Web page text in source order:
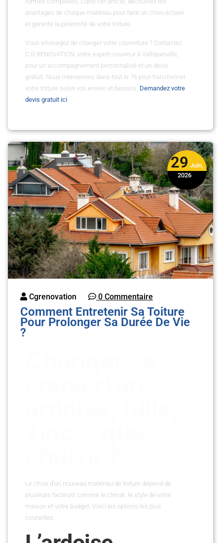
avantages de chaque matériau pour faire un choix éclairé
et garantir la pérennité de votre toiture.
Vous envisagez de changer votre couverture ? Contactez
C.G RENOVATION, votre expert couvreur à Valliquerville,
pour un accompagnement personnalisé et un devis
gratuit. Nous intervenons dans tout le 76 pour transformer
votre toiture selon vos envies et besoins. Demandez votre
devis gratuit ici
29 Juin,
2026
Cgrenovation 0 Commentaire
Comment Entretenir Sa Toiture
Pour Prolonger Sa Durée De Vie
?
Le choix d’un nouveau matériau de toiture dépend de
plusieurs facteurs comme le climat, le style de votre
maison et votre budget. Voici les options les plus
courantes.